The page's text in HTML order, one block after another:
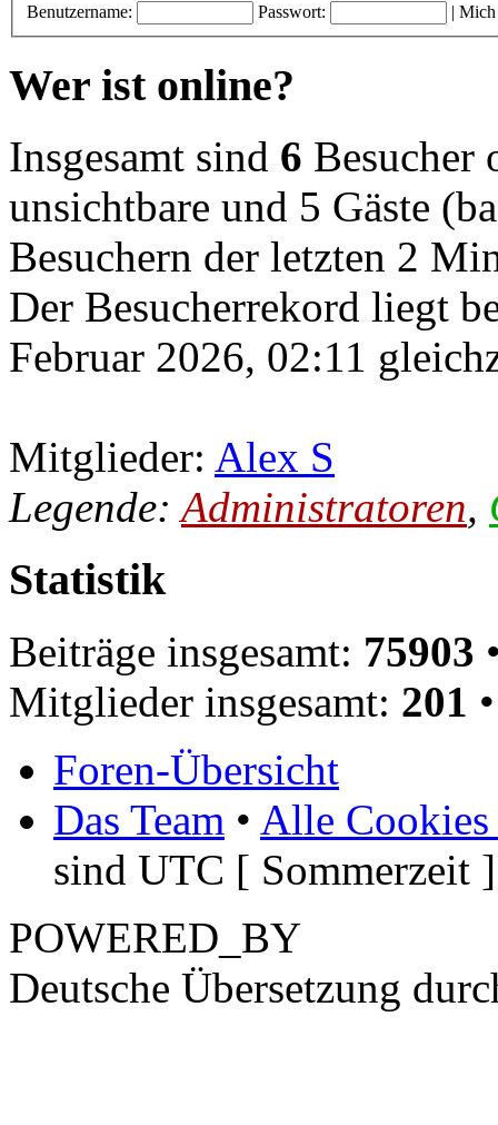
Benutzername: Passwort: | Mich
Wer ist online?
Insgesamt sind 6 Besucher
unsichtbare und 5 Gäste
Besuchern der letzten 2
Der Besucherrekord liegt
Februar 2026, 02:11
Mitglieder: Alex S
Legende:Administratoren,
Statistik
Beiträge insgesamt: 75903
Mitglieder insgesamt: 201
Foren-Übersicht
Das Team • Alle Cookies
sind UTC [ Sommerzeit ]
POWERED_BY
Deutsche Übersetzung